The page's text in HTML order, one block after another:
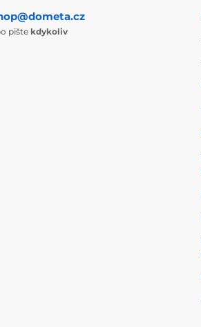
pište kdykoliv